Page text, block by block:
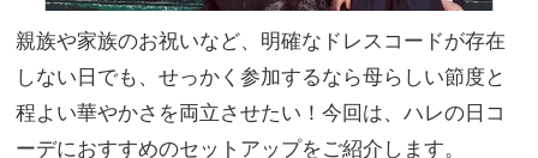
親族や家族のお祝いなど、明確なドレスコードが存在
しない日でも、せっかく参加するなら母らしい節度と
程よい華やかさを両立させたい！今回は、ハレの日コ
ーデにおすすめのセットアップをご紹介します。